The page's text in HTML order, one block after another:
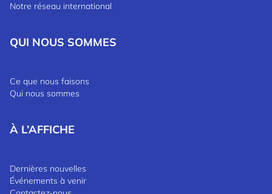
Notre réseau international
QUI NOUS SOMMES
Ce que nous faisons
Qui nous sommes
À L’AFFICHE
Dernières nouvelles
Événements à venir